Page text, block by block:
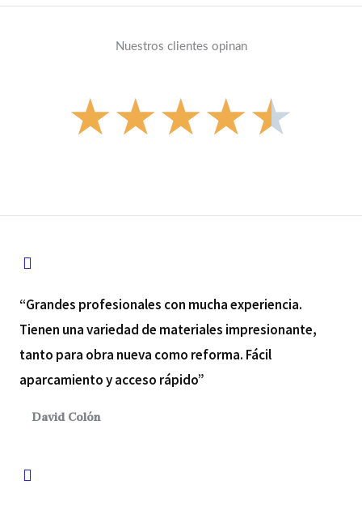
Nuestros clientes opinan
★★★★★
a
l
“Grandes profesionales con mucha experiencia.
Tienen una variedad de materiales impresionante,
tanto para obra nueva como reforma. Fácil
aparcamiento y acceso rápido”
David Colón